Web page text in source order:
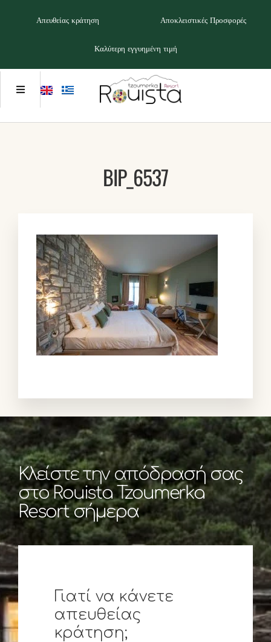
Απευθείας κράτηση Αποκλειστικές Προσφορές
Καλύτερη εγγυημένη τιμή
BIP_6537
Κλείστε την απόδρασή σας
στο Rouista Tzoumerka
Resort σήμερα
Γιατί να κάνετε
απευθείας
κράτηση;